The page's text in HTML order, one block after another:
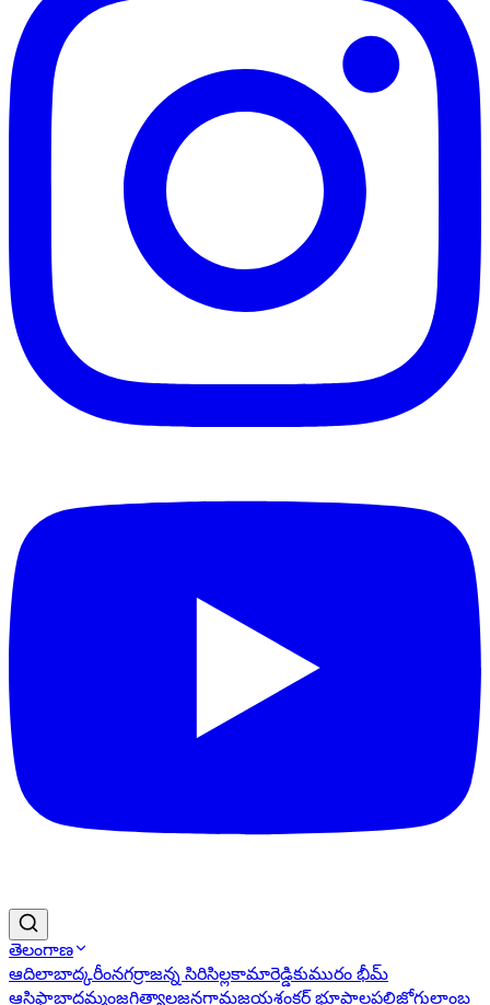
తెలంగాణ
ఆదిలాబాద్కరీంనగర్రాజన్న సిరిసిల్లకామారెడ్డికుమురం భీమ్
ఆసిఫాబాద్ఖమ్మంజగిత్యాలజనగామజయశంకర్ భూపాలపల్లిజోగులాంబ